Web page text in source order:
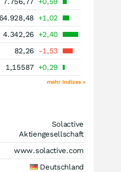
64.928,48
+1,02
4.342,26 +2,40
82,26
-1,53
1,15587 +0,29
mehr Indizes »
Solactive
Aktiengesellschaft
www.solactive.com
Deutschland